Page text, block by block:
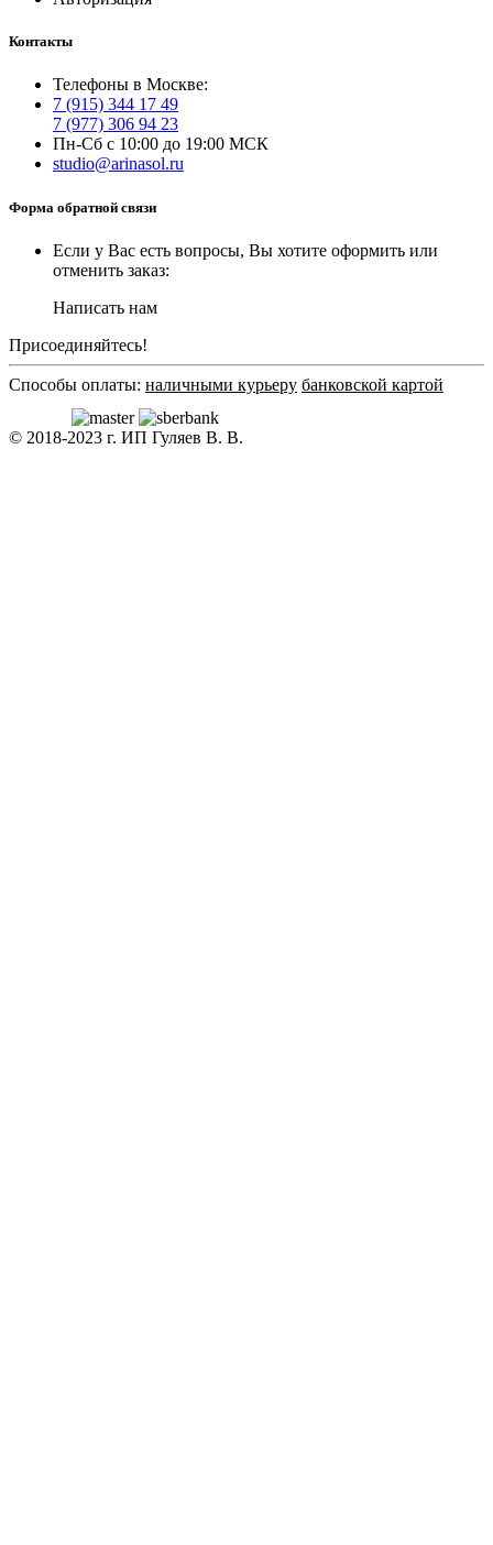
Контакты
Телефоны в Москве:
7 (915) 344 17 49
7 (977) 306 94 23
Пн-Сб с 10:00 до 19:00 МСК
studio@arinasol.ru
Форма обратной связи
Если у Вас есть вопросы, Вы хотите оформить или
отменить заказ:
Написать нам
Присоединяйтесь!
Способы оплаты: наличными курьеру банковской картой
© 2018-2023 г. ИП Гуляев В. В.